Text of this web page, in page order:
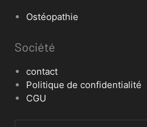
Ostéopathie
Société
contact
Politique de confidentialité
CGU